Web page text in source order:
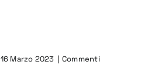
16 Marzo 2023 | Commenti